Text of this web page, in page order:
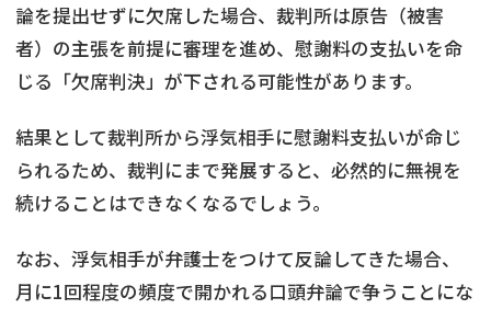
論を提出せずに欠席した場合、裁判所は原告（被害
者）の主張を前提に審理を進め、慰謝料の支払いを命
じる「欠席判決」が下される可能性があります。
結果として裁判所から浮気相手に慰謝料支払いが命じ
られるため、裁判にまで発展すると、必然的に無視を
続けることはできなくなるでしょう。
なお、浮気相手が弁護士をつけて反論してきた場合、
月に1回程度の頻度で開かれる口頭弁論で争うことにな